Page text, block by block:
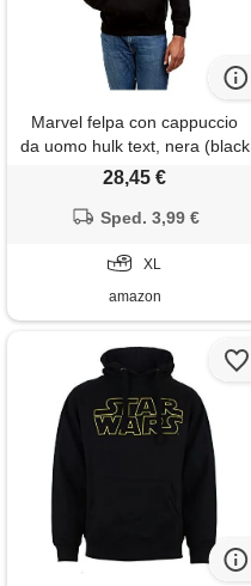
Marvel felpa con cappuccio
da uomo hulk text, nera (black
blk), xl uk
28,45 €
Sped. 3,99 €
XL
amazon